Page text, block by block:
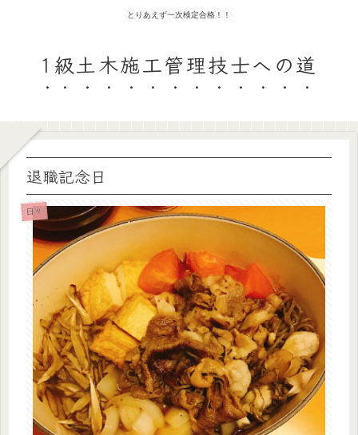
とりあえず一次検定合格！！
1級土木施工管理技士への道
退職記念日
日々